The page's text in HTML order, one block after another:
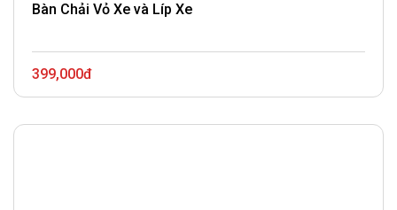
Bàn Chải Vỏ Xe và Líp Xe
399,000đ